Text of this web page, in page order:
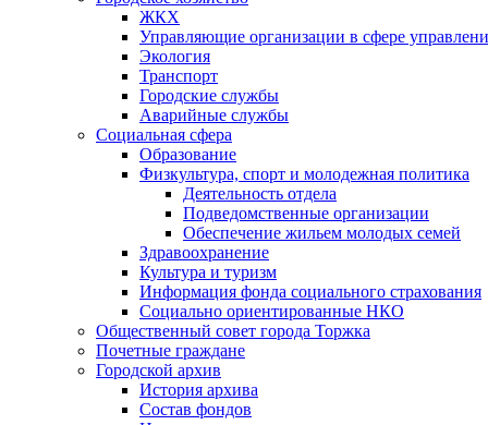
ЖКХ
Управляющие организации в сфере
Экология
Транспорт
Городские службы
Аварийные службы
Социальная сфера
Образование
Физкультура, спорт и молодежная политика
Деятельность отдела
Подведомственные организации
Обеспечение жильем молодых семей
Здравоохранение
Культура и туризм
Информация фонда социального страхования
Социально ориентированные НКО
Общественный совет города Торжка
Почетные граждане
Городской архив
История архива
Состав фондов